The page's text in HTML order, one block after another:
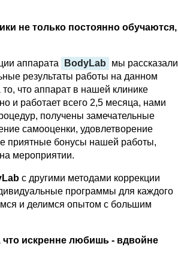
не только постоянно обучаются,
аппарата BodyLab
мы рассказали
результаты работы на данном
что аппарат в нашей клинике
и работает всего 2,5 месяца, нами
получены замечательные
самооценки, удовлетворение
приятные бонусы нашей работы,
мероприятии.
с другими методами коррекции
программы для каждого
и делимся опытом с большим
искренне любишь - вдвойне